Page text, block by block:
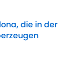
die in der